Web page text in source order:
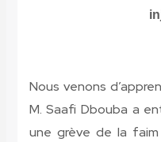
Nous venons
M. Saafi Dbouba a
une grève de la